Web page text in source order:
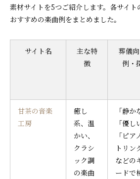
素材サイトを5つご紹介します。各サイ
おすすめの楽曲例をまとめました。
サイト名
主な特
徴
葬儀
例・
甘茶の音楽
工房
癒し
系、温
かい、
クラシ
ック調
の楽曲
「静か
「優し
「ピ
トリン
などの
ードで